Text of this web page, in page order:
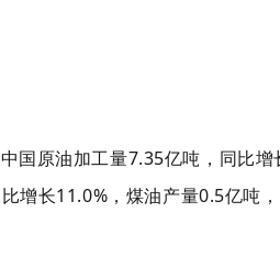
国原油加工量7.35亿吨，同比
长11.0%，煤油产量0.5亿吨，